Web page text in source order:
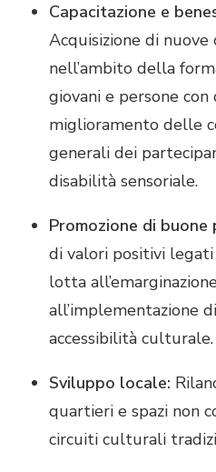
Capacitazione e
Acquisizione di nuove
nell’ambito della
giovani e persone con
miglioramento delle
generali dei
disabilità sensoriale.
Promozione di buone
di valori positivi
lotta
all’implementazione
accessibilità culturale.
Sviluppo locale:
quartieri e spazi non
circuiti culturali